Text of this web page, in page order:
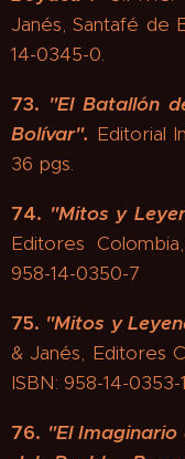
Janés, Santafé de
14-0345-0.
73. "El Batallón
Bolívar". Editorial
36 pgs.
74. "Mitos y
Editores
958-14-0350-7
75. "Mitos y
& Janés, Editores
ISBN: 958-14-0353-
76. "El